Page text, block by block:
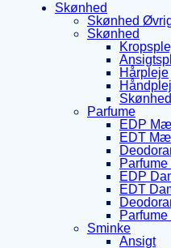
Skønhed
Skønhed
Skønhed
Hårpleje
Parfume
EDP
EDT
EDP
EDT
Sminke
Ansigt